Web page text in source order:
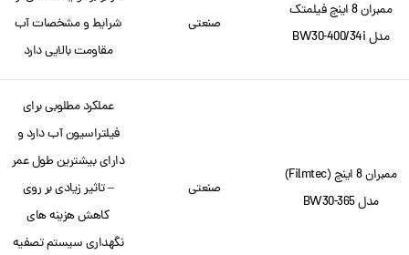
ممبران 8 اینچ فیلمتک
مدل BW30-400/34i
صنعتی
شرایط و مشخصات آب
مقاومت بالایی دارد
ممبران 8 اینچ (Filmtec)
مدل BW30-365
صنعتی
عملکرد مطلوبی برای
فیلتراسیون آب دارد و
دارای بیشترین طول عمر
– تاثیر زیادی بر روی
کاهش هزینه های
نگهداری سیستم تصفیه